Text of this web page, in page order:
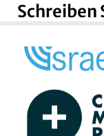
Schreiben